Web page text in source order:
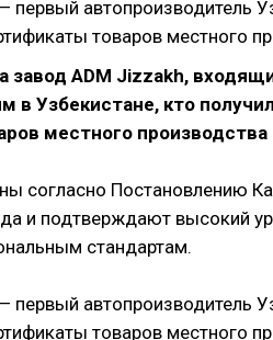
завод ADM Jizzakh,
в Узбекистане, кто
местного
согласно Постановлению
и подтверждают высокий
стандартам.